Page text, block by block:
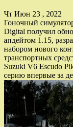
Чт Июн 23 , 2022
Гоночный
Digital получил
апдейтом 1.15,
набором нового
транспортных
Suzuki V6 Escudo
серию впервые за